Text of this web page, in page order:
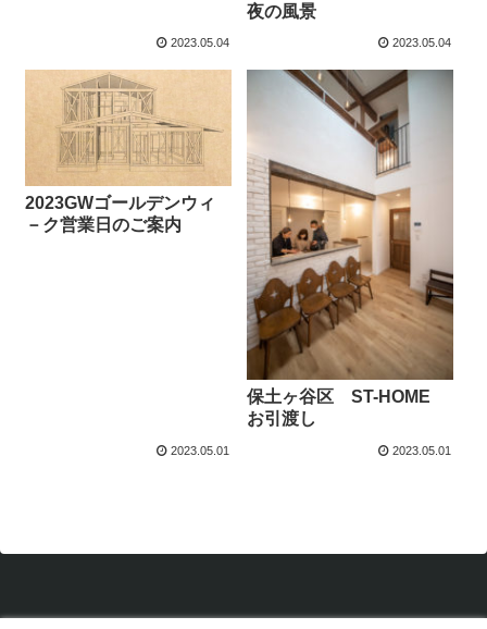
2023.05.04
夜の風景
2023.05.04
2023GWゴールデンウィ
－ク営業日のご案内
2023.05.01
保土ヶ谷区 ST-HOME
お引渡し
2023.05.01